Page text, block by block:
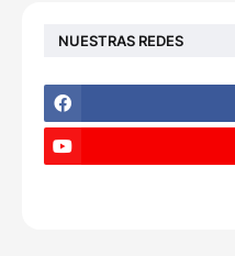
NUESTRAS REDES